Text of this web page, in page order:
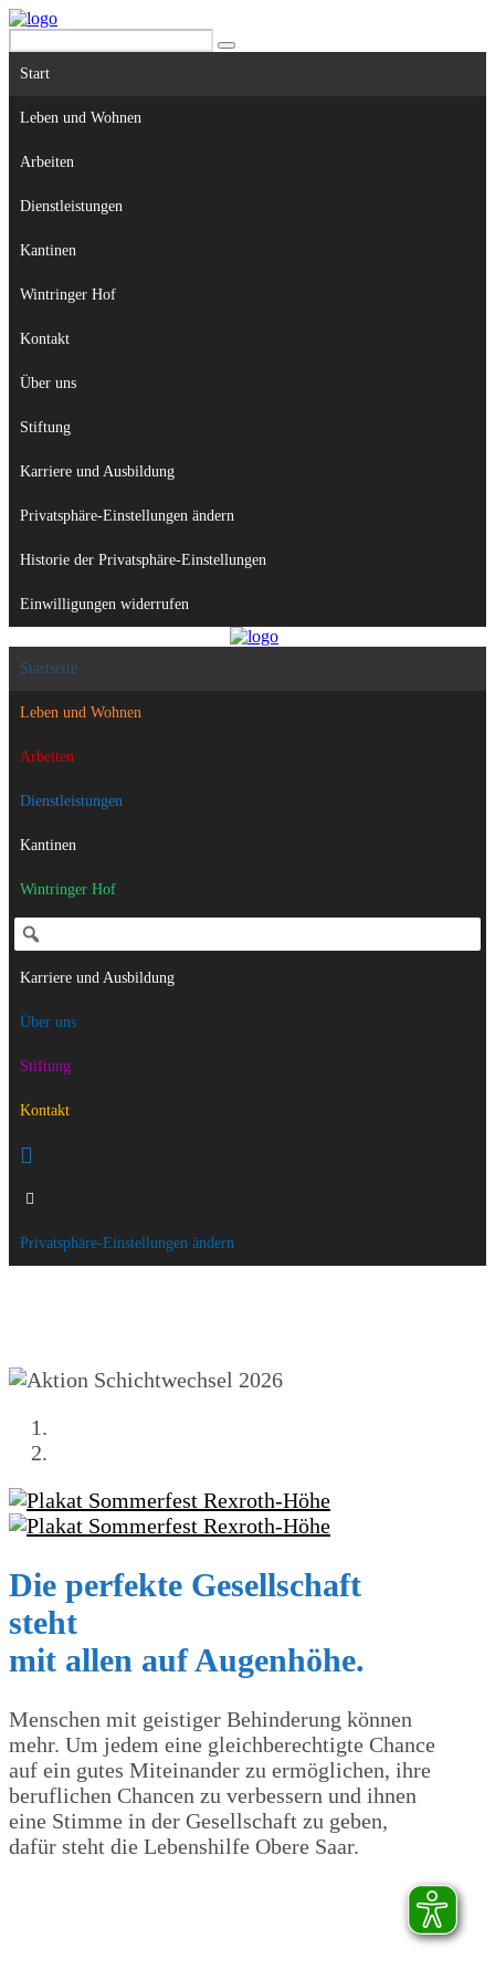
Start
Leben und Wohnen
Arbeiten
Dienstleistungen
Kantinen
Wintringer Hof
Kontakt
Über uns
Stiftung
Karriere und Ausbildung
Privatsphäre-Einstellungen ändern
Historie der Privatsphäre-Einstellungen
Einwilligungen widerrufen
Startseite
Leben und Wohnen
Arbeiten
Dienstleistungen
Kantinen
Wintringer Hof
Karriere und Ausbildung
Über uns
Stiftung
Kontakt
Privatsphäre-Einstellungen ändern
Die perfekte Gesellschaft
steht
mit allen auf Augenhöhe.
Menschen mit geistiger Behinderung können
mehr. Um jedem eine gleichberechtigte Chance
auf ein gutes Miteinander zu ermöglichen, ihre
beruflichen Chancen zu verbessern und ihnen
eine Stimme in der Gesellschaft zu geben,
dafür steht die Lebenshilfe Obere Saar.